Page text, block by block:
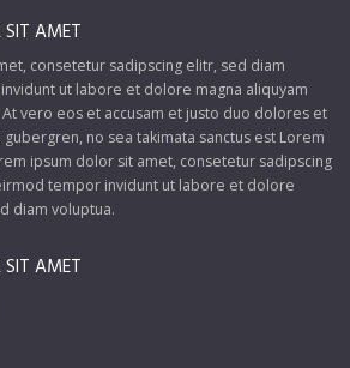
SIT AMET
consetetur sadipscing elitr, sed diam
ut labore et dolore magna aliquyam
vero eos et accusam et justo duo dolores et
no sea takimata sanctus est Lorem
ipsum dolor sit amet, consetetur sadipscing
tempor invidunt ut labore et dolore
diam voluptua.
SIT AMET